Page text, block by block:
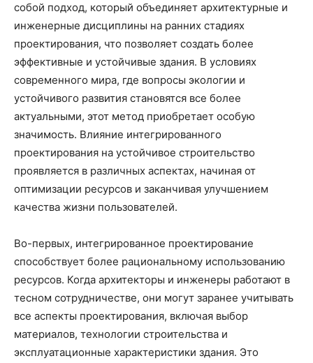
собой подход, который объединяет архитектурные и
инженерные дисциплины на ранних стадиях
проектирования, что позволяет создать более
эффективные и устойчивые здания. В условиях
современного мира, где вопросы экологии и
устойчивого развития становятся все более
актуальными, этот метод приобретает особую
значимость. Влияние интегрированного
проектирования на устойчивое строительство
проявляется в различных аспектах, начиная от
оптимизации ресурсов и заканчивая улучшением
качества жизни пользователей.
Во-первых, интегрированное проектирование
способствует более рациональному использованию
ресурсов. Когда архитекторы и инженеры работают в
тесном сотрудничестве, они могут заранее учитывать
все аспекты проектирования, включая выбор
материалов, технологии строительства и
эксплуатационные характеристики здания. Это